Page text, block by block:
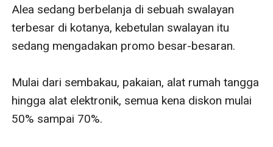
Alea sedang berbelanja di sebuah swalayan
terbesar di kotanya, kebetulan swalayan itu
sedang mengadakan promo besar-besaran.
Mulai dari sembakau, pakaian, alat rumah tangga
hingga alat elektronik, semua kena diskon mulai
50% sampai 70%.